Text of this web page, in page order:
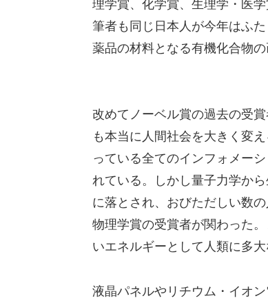
理学賞、化学賞、生理学・医
筆者も同じ日本人が今年はふ
薬品の材料となる有機化合物
改めてノーベル賞の過去の受
も本当に人間社会を大きく変
っている全てのインフォメー
れている。しかし量子力学か
に落とされ、おびただしい数
物理学賞の受賞者が関わった
いエネルギーとして人類に多大
液晶パネルやリチウム・イオ